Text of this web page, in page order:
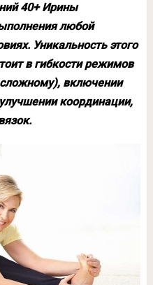
40+ Ирины
любой
Уникальность этого
в гибкости режимов
включении
координации,